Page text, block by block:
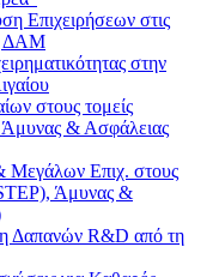
Επιχειρήσεων στις
ΔΑΜ
στην
στους τομείς
Άμυνας & Ασφάλειας
Μεγάλων Επιχ. στους
Άμυνας &
Δαπανών R&D από τη